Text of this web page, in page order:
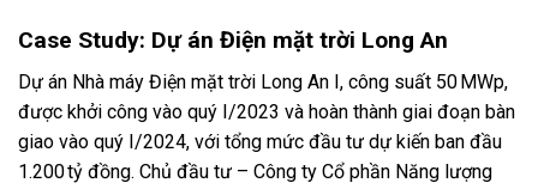
Case Study: Dự án Điện mặt trời Long An
Dự án Nhà máy Điện mặt trời Long An I, công suất 50 MWp,
được khởi công vào quý I/2023 và hoàn thành giai đoạn bàn
giao vào quý I/2024, với tổng mức đầu tư dự kiến ban đầu
1.200 tỷ đồng. Chủ đầu tư – Công ty Cổ phần Năng lượng